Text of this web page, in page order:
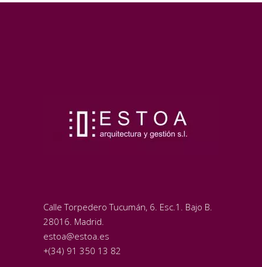
Calle Torpedero Tucumán, 6. Esc.1. Bajo B.
28016. Madrid.
estoa@estoa.es
+(34) 91 350 13 82